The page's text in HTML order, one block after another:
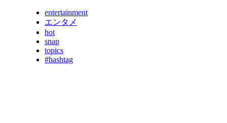
entertainment
エンタメ
hot
snap
topics
#hashtag